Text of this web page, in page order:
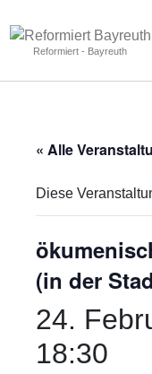
Reformiert - Bayreuth
« Alle
Diese
(in der
24.
18:30